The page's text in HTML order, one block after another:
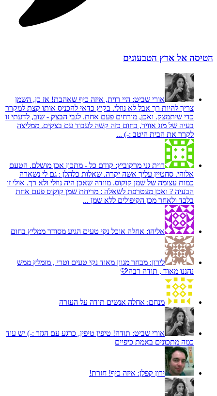
הטיסה אל ארץ הטבעונים
אורי שביט: היי רוית, איזה כיף שאהבת! אז כן, השמן
צריך להיות רך אבל לא נוזלי. בקיץ כדאי להכניס אותו קצת למקרר
כדי שיתמצק. ואכן, מורחים פעם אחת. לגבי הבצק - שוב, לדעתי זו
בעיה של מזג אוויר, בחום כזה קשה לעבוד עם בצקים. ממליצה
לקרר את הבית היטב :-) ...
רוית גני מרקוביץ: קודם כל - מתכון אכן מושלם. הטעם
אלוהי. סחטיין עליך אשה יקרה. שאלות כלהלן : גם לי נשארה
כמות עצומה של שמן קוקוס. מוודה שאכן היה נוזלי ולא רך. אולי זו
הבעיה ? ואכן מצטרפת לשאלה : מריחת שמן קוקוס פעם אחת
בלבד ולאחר מכן הקיפולים ללא שמן ...
אליהו: אחלה אוכל נקי טעים הגיע מסודר ממליץ בחום
לירון: מבחר מגוון מאוד נקי טעים וטרי , מומלץ ממש
נהננו מאוד , תודה רבה🩷
מנחם: אחלה אנשים תודה על העזרה
אורי שביט: תודה! טיפין טיפין, כרגע עם הגזר :-) יש עוד
כמה מתכונים באמת כיפיים
ירון קפלן: איזה כיף! חזרת!